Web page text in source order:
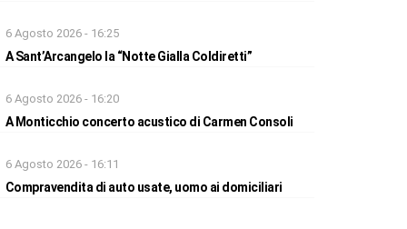
6 Agosto 2026 - 16:25
A Sant’Arcangelo la “Notte Gialla Coldiretti”
6 Agosto 2026 - 16:20
A Monticchio concerto acustico di Carmen Consoli
6 Agosto 2026 - 16:11
Compravendita di auto usate, uomo ai domiciliari